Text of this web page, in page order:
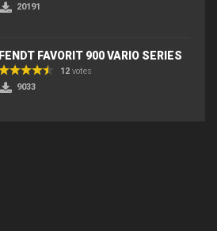
20191
FENDT FAVORIT 900 VARIO SERIES
12 votes
9033